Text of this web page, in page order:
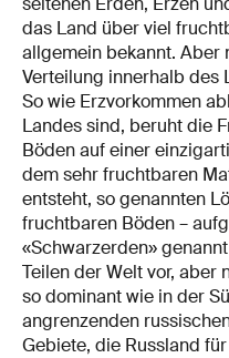
das Land über viel
allgemein bekannt. Aber
Verteilung innerhalb des
So wie Erzvorkommen
Landes sind, beruht die
Böden auf einer
dem sehr fruchtbaren
entsteht, so genannten
fruchtbaren Böden –
«Schwarzerden»
Teilen der Welt vor, aber
so dominant wie in der
angrenzenden
Gebiete, die Russland